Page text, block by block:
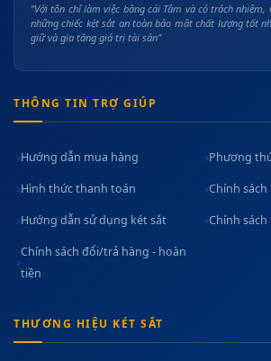
"Với tôn chỉ làm việc bằng cái Tâm và có trách nhiệm,
những chiếc két sắt an toàn bảo mật chất lượng tốt
giữ và gia tăng giá trị tài sản"
THÔNG TIN TRỢ GIÚP
Hướng dẫn mua hàng Phương
Hình thức thanh toán Chính
Hướng dẫn sử dụng két sắt Chính
Chính sách đổi/trả hàng - hoàn
tiền
THƯƠNG HIỆU KÉT SẮT